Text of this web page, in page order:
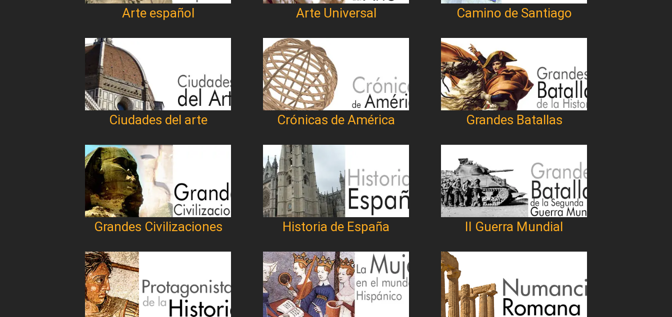
Arte español Arte Universal Camino de Santiago
Ciudades del arte Crónicas de América Grandes Batallas
Grandes Civilizaciones Historia de España II Guerra Mundial